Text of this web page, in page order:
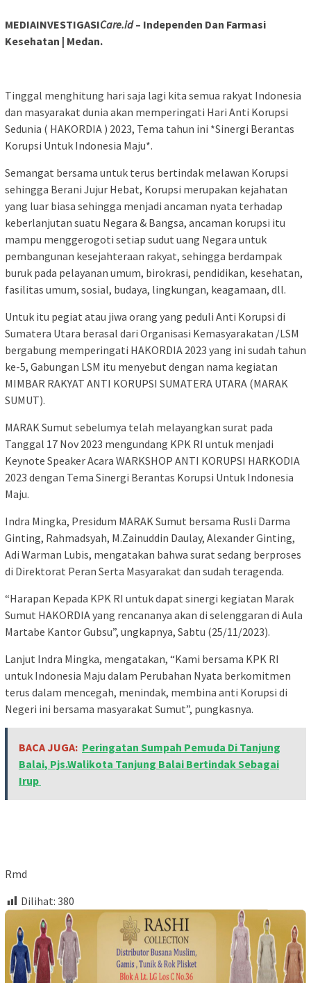
MEDIAINVESTIGASICare.id– Independen Dan Farmasi
Kesehatan | Medan.
Tinggal menghitung hari saja lagi kita semua rakyat Indonesia
dan masyarakat dunia akan memperingati Hari Anti Korupsi
Sedunia ( HAKORDIA ) 2023, Tema tahun ini *Sinergi Berantas
Korupsi Untuk Indonesia Maju*.
Semangat bersama untuk terus bertindak melawan Korupsi
sehingga Berani Jujur Hebat, Korupsi merupakan kejahatan
yang luar biasa sehingga menjadi ancaman nyata terhadap
keberlanjutan suatu Negara & Bangsa, ancaman korupsi itu
mampu menggerogoti setiap sudut uang Negara untuk
pembangunan kesejahteraan rakyat, sehingga berdampak
buruk pada pelayanan umum, birokrasi, pendidikan, kesehatan,
fasilitas umum, sosial, budaya, lingkungan, keagamaan, dll.
Untuk itu pegiat atau jiwa orang yang peduli Anti Korupsi di
Sumatera Utara berasal dari Organisasi Kemasyarakatan /LSM
bergabung memperingati HAKORDIA 2023 yang ini sudah tahun
ke-5, Gabungan LSM itu menyebut dengan nama kegiatan
MIMBAR RAKYAT ANTI KORUPSI SUMATERA UTARA (MARAK
SUMUT).
MARAK Sumut sebelumya telah melayangkan surat pada
Tanggal 17 Nov 2023 mengundang KPK RI untuk menjadi
Keynote Speaker Acara WARKSHOP ANTI KORUPSI HARKODIA
2023 dengan Tema Sinergi Berantas Korupsi Untuk Indonesia
Maju.
Indra Mingka, Presidum MARAK Sumut bersama Rusli Darma
Ginting, Rahmadsyah, M.Zainuddin Daulay, Alexander Ginting,
Adi Warman Lubis, mengatakan bahwa surat sedang berproses
di Direktorat Peran Serta Masyarakat dan sudah teragenda.
“Harapan Kepada KPK RI untuk dapat sinergi kegiatan Marak
Sumut HAKORDIA yang rencananya akan di selenggaran di Aula
Martabe Kantor Gubsu”, ungkapnya, Sabtu (25/11/2023).
Lanjut Indra Mingka, mengatakan, “Kami bersama KPK RI
untuk Indonesia Maju dalam Perubahan Nyata berkomitmen
terus dalam mencegah, menindak, membina anti Korupsi di
Negeri ini bersama masyarakat Sumut”, pungkasnya.
BACA JUGA: Peringatan Sumpah Pemuda Di Tanjung
Balai, Pjs.Walikota Tanjung Balai Bertindak Sebagai
Irup
Rmd
Dilihat: 380